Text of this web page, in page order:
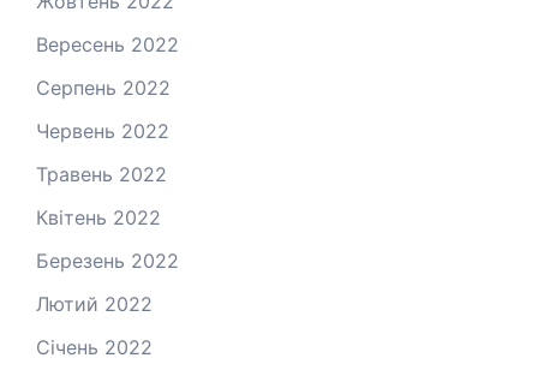
Вересень 2022
Серпень 2022
Червень 2022
Травень 2022
Квітень 2022
Березень 2022
Лютий 2022
Січень 2022